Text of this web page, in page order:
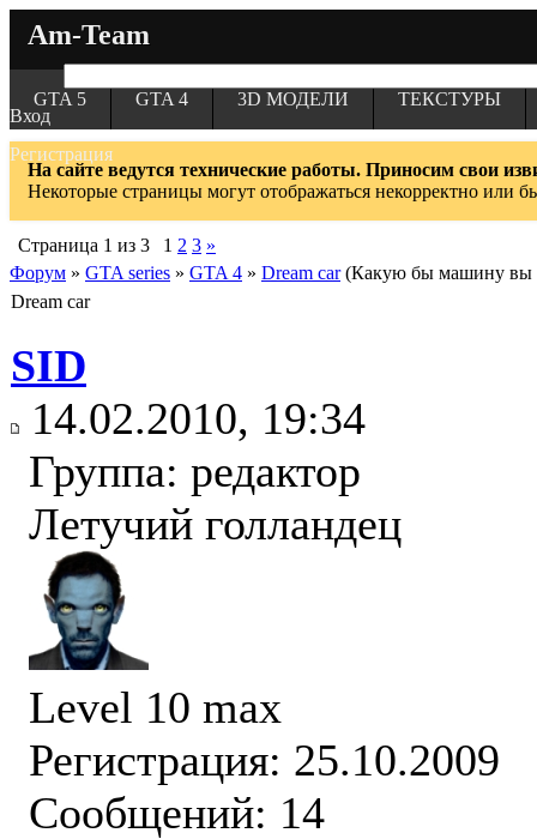
Am-Team
Вход
Регистрация
GTA 5 GTA 4 3D МОДЕЛИ ТЕКСТУРЫ
На сайте ведутся технические работы. Приносим свои
Некоторые страницы могут отображаться некорректно или
Страница 1 из 3 1 2 3 »
Форум » GTA series » GTA 4 » Dream car (Какую бы машину вы
Dream car
SID
14.02.2010, 19:34
Группа: редактор
Летучий голландец
Level 10 max
Регистрация: 25.10.2009
Сообщений: 14